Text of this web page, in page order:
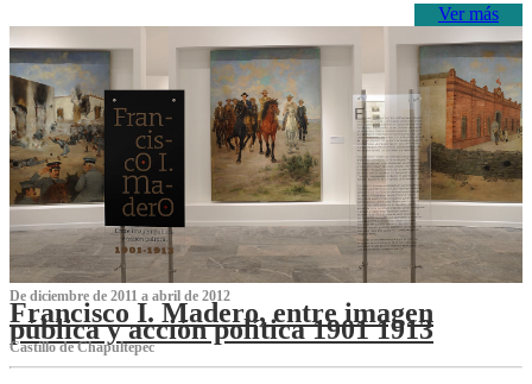
Ver más
De diciembre de 2011 a abril de 2012
Francisco I. Madero, entre imagen
pública y acción política 1901 1913
Castillo de Chapultepec